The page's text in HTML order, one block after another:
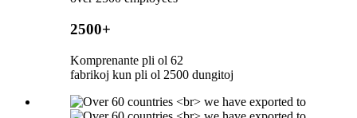
2500+
Komprenante pli ol 62
fabrikoj kun pli ol 2500 dungitoj